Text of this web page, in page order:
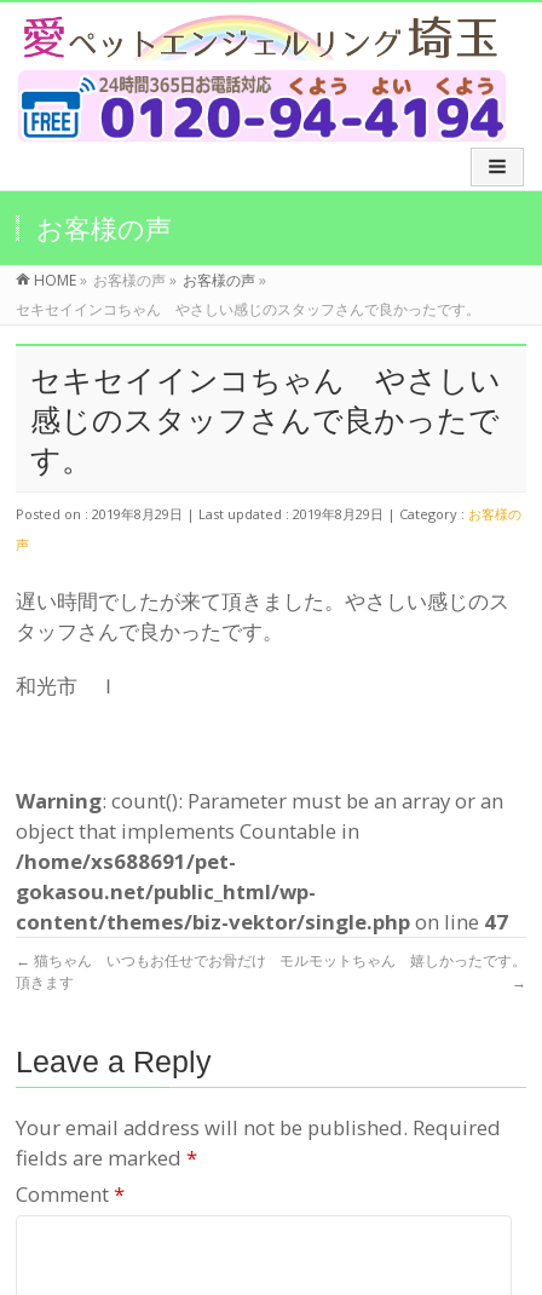
お客様の声
HOME» お客様の声 » お客様の声»
セキセイインコちゃん やさしい感じのスタッフさんで良かったです。
セキセイインコちゃん やさしい
感じのスタッフさんで良かったで
す。
Posted on : 2019年8月29日 Last updated : 2019年8月29日 Category : お客様の
声
遅い時間でしたが来て頂きました。やさしい感じのス
タッフさんで良かったです。
和光市 Ｉ
Warning: count(): Parameter must be an array or an
object that implements Countable in
/home/xs688691/pet-
gokasou.net/public_html/wp-
content/themes/biz-vektor/single.phpon line 47
← 猫ちゃん いつもお任せでお骨だけ
頂きます
モルモットちゃん 嬉しかったです。
→
Leave a Reply
Your email address will not be published. Required
fields are marked*
Comment*